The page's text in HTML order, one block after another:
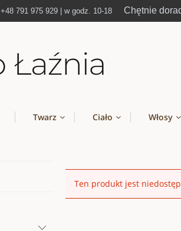
+48 791 975 929 | w godz. 10-18 Chętnie
Twarz Ciało Włosy
Ten produkt jest